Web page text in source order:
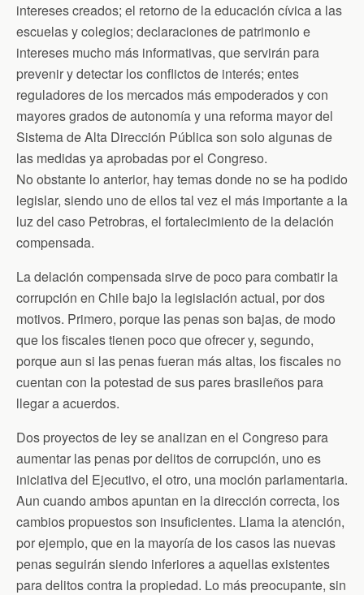
intereses creados; el retorno de la educación cívica a las
escuelas y colegios; declaraciones de patrimonio e
intereses mucho más informativas, que servirán para
prevenir y detectar los conflictos de interés; entes
reguladores de los mercados más empoderados y con
mayores grados de autonomía y una reforma mayor del
Sistema de Alta Dirección Pública son solo algunas de
las medidas ya aprobadas por el Congreso.
No obstante lo anterior, hay temas donde no se ha podido
legislar, siendo uno de ellos tal vez el más importante a la
luz del caso Petrobras, el fortalecimiento de la delación
compensada.
La delación compensada sirve de poco para combatir la
corrupción en Chile bajo la legislación actual, por dos
motivos. Primero, porque las penas son bajas, de modo
que los fiscales tienen poco que ofrecer y, segundo,
porque aun si las penas fueran más altas, los fiscales no
cuentan con la potestad de sus pares brasileños para
llegar a acuerdos.
Dos proyectos de ley se analizan en el Congreso para
aumentar las penas por delitos de corrupción, uno es
iniciativa del Ejecutivo, el otro, una moción parlamentaria.
Aun cuando ambos apuntan en la dirección correcta, los
cambios propuestos son insuficientes. Llama la atención,
por ejemplo, que en la mayoría de los casos las nuevas
penas seguirán siendo inferiores a aquellas existentes
para delitos contra la propiedad. Lo más preocupante, sin